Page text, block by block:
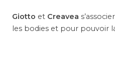
Giotto et Creavea
les bodies et pour pouvoir